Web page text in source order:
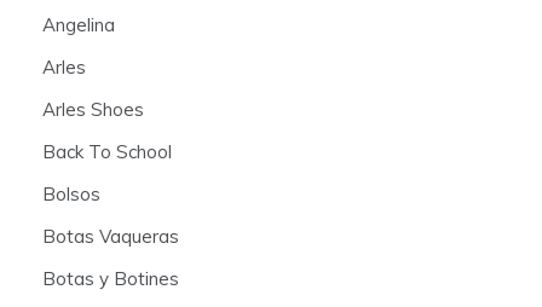
Angelina
Arles
Arles Shoes
Back To School
Bolsos
Botas Vaqueras
Botas y Botines